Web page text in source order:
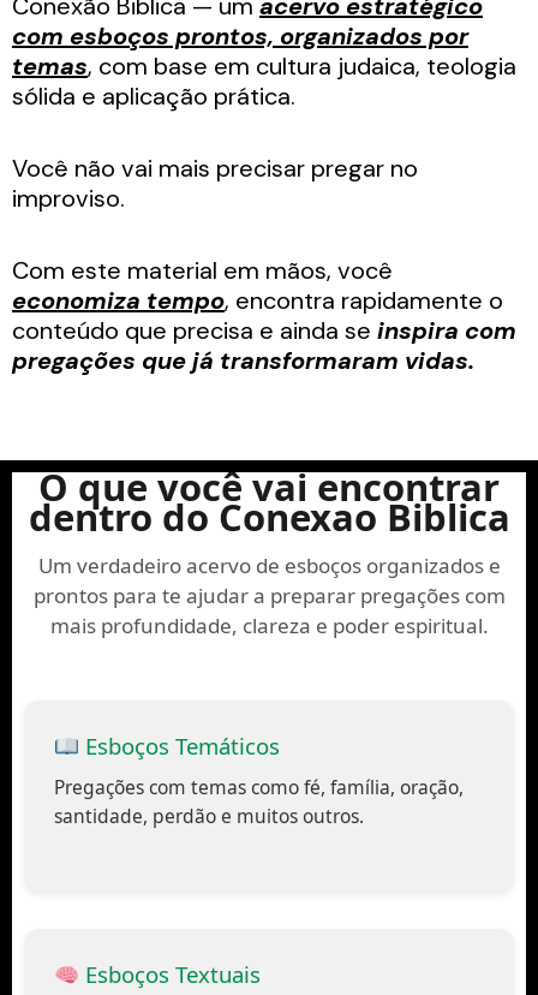
Conexão Biblica — um acervo estratégico
com esboços prontos, organizados por
temas, com base em cultura judaica, teologia
sólida e aplicação prática.
Você não vai mais precisar pregar no
improviso.
Com este material em mãos, você
economiza tempo, encontra rapidamente o
conteúdo que precisa e ainda se inspira com
pregações que já transformaram vidas.
O que você vai encontrar
dentro do Conexao Biblica
Um verdadeiro acervo de esboços organizados e
prontos para te ajudar a preparar pregações com
mais profundidade, clareza e poder espiritual.
Esboços Temáticos
Pregações com temas como fé, família, oração,
santidade, perdão e muitos outros.
Esboços Textuais